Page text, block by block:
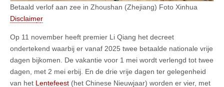
Betaald verlof aan zee in Zhoushan (Zhejiang) Foto Xinhua
Disclaimer
Op 11 november heeft premier Li Qiang het decreet
ondertekend waarbij er vanaf 2025 twee betaalde nationale vrije
dagen bijkomen. De vakantie voor 1 mei wordt verlengd tot twee
dagen, met 2 mei erbij. En de drie vrije dagen ter gelegenheid
van het Lentefeest (het Chinese Nieuwjaar) worden er vier, met